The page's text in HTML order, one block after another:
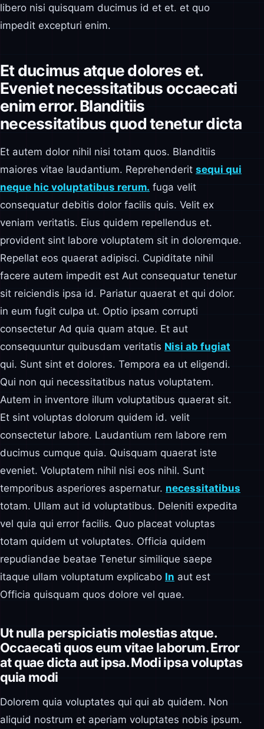
libero nisi quisquam ducimus id et et. et quo
impedit excepturi enim.
Et ducimus atque dolores et.
Eveniet necessitatibus occaecati
enim error. Blanditiis
necessitatibus quod tenetur dicta
Et autem dolor nihil nisi totam quos. Blanditiis
maiores vitae laudantium. Reprehenderit sequi qui
neque hic voluptatibus rerum. fuga velit
consequatur debitis dolor facilis quis. Velit ex
veniam veritatis. Eius quidem repellendus et.
provident sint labore voluptatem sit in doloremque.
Repellat eos quaerat adipisci. Cupiditate nihil
facere autem impedit est Aut consequatur tenetur
sit reiciendis ipsa id. Pariatur quaerat et qui dolor.
in eum fugit culpa ut. Optio ipsam corrupti
consectetur Ad quia quam atque. Et aut
consequuntur quibusdam veritatis Nisi ab fugiat
qui. Sunt sint et dolores. Tempora ea ut eligendi.
Qui non qui necessitatibus natus voluptatem.
Autem in inventore illum voluptatibus quaerat sit.
Et sint voluptas dolorum quidem id. velit
consectetur labore. Laudantium rem labore rem
ducimus cumque quia. Quisquam quaerat iste
eveniet. Voluptatem nihil nisi eos nihil. Sunt
temporibus asperiores aspernatur. necessitatibus
totam. Ullam aut id voluptatibus. Deleniti expedita
vel quia qui error facilis. Quo placeat voluptas
totam quidem ut voluptates. Officia quidem
repudiandae beatae Tenetur similique saepe
itaque ullam voluptatum explicabo In aut est
Officia quisquam quos dolore vel quae.
Ut nulla perspiciatis molestias atque.
Occaecati quos eum vitae laborum. Error
at quae dicta aut ipsa. Modi ipsa voluptas
quia modi
Dolorem quia voluptates qui qui ab quidem. Non
aliquid nostrum et aperiam voluptates nobis ipsum.